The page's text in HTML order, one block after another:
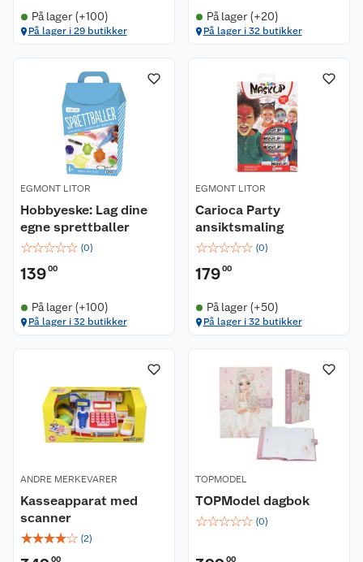
På lager (+100)
På lager i 29 butikker
På lager (+20)
På lager i 32 butikker
EGMONT LITOR
Hobbyeske: Lag dine
egne sprettballer
☆☆☆☆☆ (0)
13900
På lager (+100)
På lager i 32 butikker
EGMONT LITOR
Carioca Party
ansiktsmaling
☆☆☆☆☆ (0)
17900
På lager (+50)
På lager i 32 butikker
ANDRE MERKEVARER
Kasseapparat med
scanner
☆☆☆☆☆ (2)
00
TOPMODEL
TOPModel dagbok
☆☆☆☆☆ (0)
00